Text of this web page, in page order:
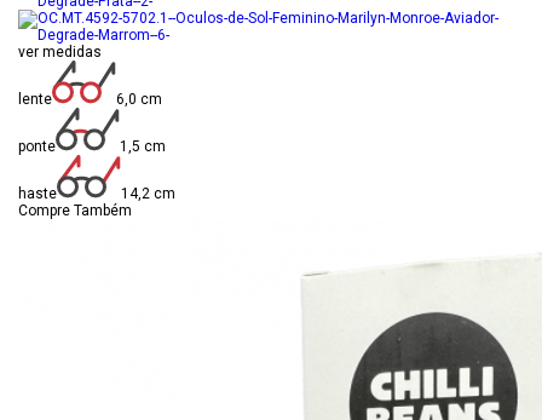
ver medidas
lente 6,0 cm
ponte 1,5 cm
haste
14,2 cm
Compre Também